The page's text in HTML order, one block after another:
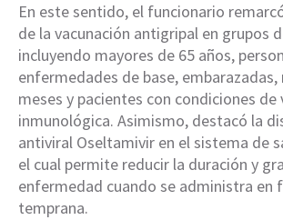
En este sentido, el funcionario
de la vacunación antigripal en grupos
incluyendo mayores de 65 años,
enfermedades de base, embarazadas,
meses y pacientes con condiciones de
inmunológica. Asimismo, destacó la
antiviral Oseltamivir en el sistema de
el cual permite reducir la duración y
enfermedad cuando se administra en
temprana.